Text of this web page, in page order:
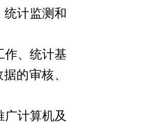
统计监测和
作、统计基
的审核、
计算机及